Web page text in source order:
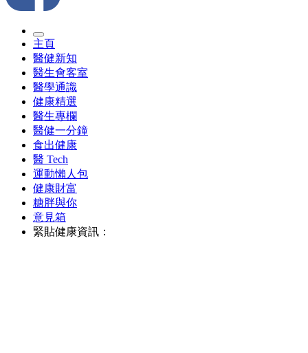
主頁
醫健新知
醫生會客室
醫學通識
健康精選
醫生專欄
醫健一分鐘
食出健康
醫 Tech
運動懶人包
健康財富
糖胖與你
意見箱
緊貼健康資訊：